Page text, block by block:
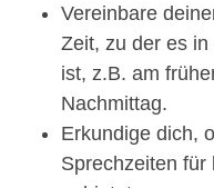
Vereinbare
Zeit, zu der es
ist, z.B. am
Nachmittag.
Erkundige dich,
Sprechzeiten für